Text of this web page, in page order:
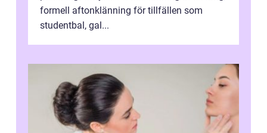
formell aftonklänning för tillfällen som
studentbal, gal...